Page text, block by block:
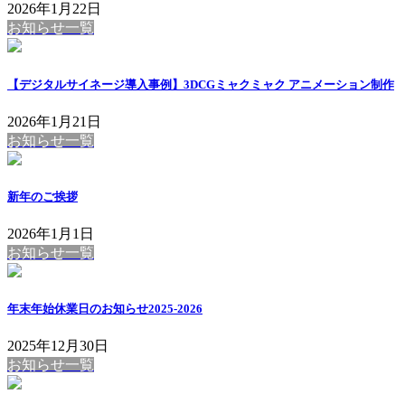
2026年1月22日
お知らせ一覧
【デジタルサイネージ導入事例】3DCGミャクミャク アニメーション制作
2026年1月21日
お知らせ一覧
新年のご挨拶
2026年1月1日
お知らせ一覧
年末年始休業日のお知らせ2025-2026
2025年12月30日
お知らせ一覧